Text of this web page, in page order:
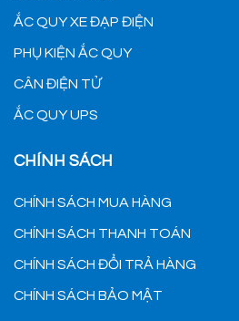
ẮC QUY XE ĐẠP ĐIỆN
PHỤ KIỆN ẮC QUY
CÂN ĐIỆN TỬ
ẮC QUY UPS
CHÍNH SÁCH
CHÍNH SÁCH MUA HÀNG
CHÍNH SÁCH THANH TOÁN
CHÍNH SÁCH ĐỔI TRẢ HÀNG
CHÍNH SÁCH BẢO MẬT